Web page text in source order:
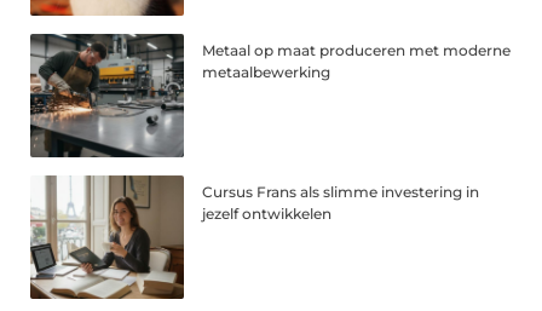
Metaal op maat produceren met moderne
metaalbewerking
Cursus Frans als slimme investering in
jezelf ontwikkelen